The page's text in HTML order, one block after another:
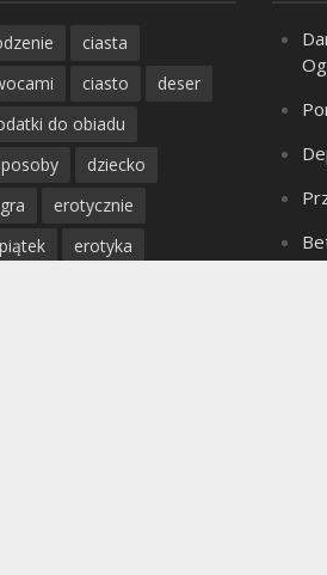
ciasta
ciasto
deser
do obiadu
dziecko
erotycznie
erotyka